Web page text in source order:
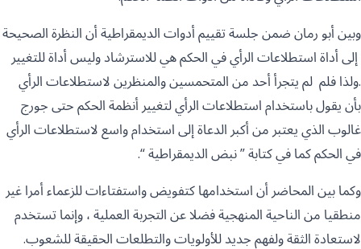
وبين أبو رمان ضمن جلسة تقييم أدوات الديمقراطية أن النظرة الصحيحة
إلى أداة استطلاعات الرأي في الحكم هي للاسترشاد وليس أداة للتغيير
.ولذا فلم لم يتجرأ أحد من المتحمسين والمنظرين لاستطلاعات الرأي
بأن يقول باستخدام استطلاعات الرأي لتغيير أنظمة الحكم حتى جورج
غالوب الذي يعتبر من أكبر الدعاة إلى استخدام واسع لاستطلاعات الرأي
في الحكم كما في كتابة ” نبض الديمقراطية “.
وكما بين المحاضر أن استخدامها كتفويض واستفتاءات للزعماء أمرا غير
منطقيا من الناحية المنهجية فضلا عن التجربة العملية ، وإنما تستخدم
لاستعادة الثقة ولفهم جديد للأولويات والتطلعات الحقيقة للشعوب.